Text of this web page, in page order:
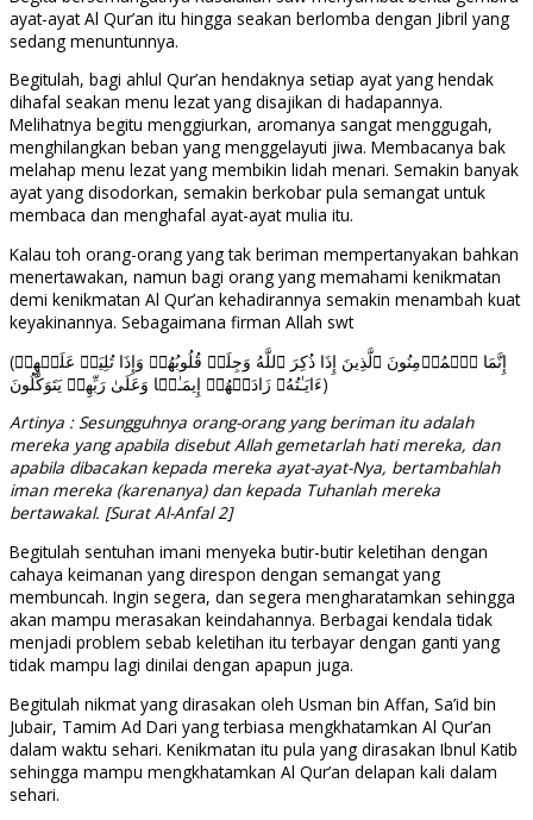
ayat-ayat Al Qur’an itu hingga seakan berlomba dengan Jibril yang
sedang menuntunnya.
Begitulah, bagi ahlul Qur’an hendaknya setiap ayat yang hendak
dihafal seakan menu lezat yang disajikan di hadapannya.
Melihatnya begitu menggiurkan, aromanya sangat menggugah,
menghilangkan beban yang menggelayuti jiwa. Membacanya bak
melahap menu lezat yang membikin lidah menari. Semakin banyak
ayat yang disodorkan, semakin berkobar pula semangat untuk
membaca dan menghafal ayat-ayat mulia itu.
Kalau toh orang-orang yang tak beriman mempertanyakan bahkan
menertawakan, namun bagi orang yang memahami kenikmatan
demi kenikmatan Al Qur’an kehadirannya semakin menambah kuat
keyakinannya. Sebagaimana firman Allah swt
(إِنَّمَا ٱلۡمُؤۡمِنُونَ ٱلَّذِینَ إِذَا ذُكِرَ ٱللَّهُ وَجِلَتۡ قُلُوبُهُمۡ وَإِذَا تُلِیَتۡ عَلَیۡهِمۡ
ءَایَـٰتُهُۥ زَادَتۡهُمۡ إِیمَـٰنࣰا وَعَلَىٰ رَبِّهِمۡ یَتَوَكَّلُونَ)
Artinya : Sesungguhnya orang-orang yang beriman itu adalah
mereka yang apabila disebut Allah gemetarlah hati mereka, dan
apabila dibacakan kepada mereka ayat-ayat-Nya, bertambahlah
iman mereka (karenanya) dan kepada Tuhanlah mereka
bertawakal. [Surat Al-Anfal 2]
Begitulah sentuhan imani menyeka butir-butir keletihan dengan
cahaya keimanan yang direspon dengan semangat yang
membuncah. Ingin segera, dan segera mengharatamkan sehingga
akan mampu merasakan keindahannya. Berbagai kendala tidak
menjadi problem sebab keletihan itu terbayar dengan ganti yang
tidak mampu lagi dinilai dengan apapun juga.
Begitulah nikmat yang dirasakan oleh Usman bin Affan, Sa’id bin
Jubair, Tamim Ad Dari yang terbiasa mengkhatamkan Al Qur’an
dalam waktu sehari. Kenikmatan itu pula yang dirasakan Ibnul Katib
sehingga mampu mengkhatamkan Al Qur’an delapan kali dalam
sehari.